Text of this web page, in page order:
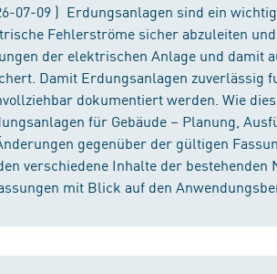
07-09 ) Erdungsanlagen sind ein
Fehlerströme sicher abzuleiten
der elektrischen Anlage und damit
Damit Erdungsanlagen zuverlässig
dokumentiert werden. Wie
für Gebäude – Planung,
gegenüber der gültigen
verschiedene Inhalte der
mit Blick auf den